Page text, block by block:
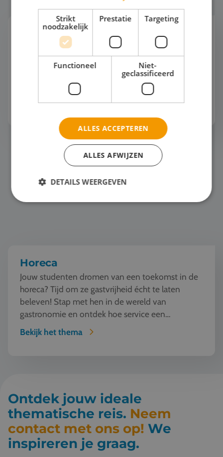
Automotive
"Hoe ziet een werkplaats er over 10 jaar uit? Nog
steeds vol bruggen en gereedschap? Of werken
monteurs straks met AI-gestuurde diagnoses en
robots?"De automotive wereld verandert
razendsnel. Tijde...
Bekijk het thema
Horeca
Jouw studenten dromen van een toekomst in de
horeca? Tijd om ze gastvrijheid écht te laten
beleven! Stap met hen in de wereld van
gastronomie en ontdek hoe service een
kunstvorm wordt. Van w...
Bekijk het thema
Ontdek jouw ideale
thematische reis. Neem
contact met ons op! We
inspireren je graag.
Strikt
noodzakelijk
Prestatie Targeting
Functioneel
Niet-
geclassificeerd
ALLES ACCEPTEREN
ALLES AFWIJZEN
DETAILS WEERGEVEN